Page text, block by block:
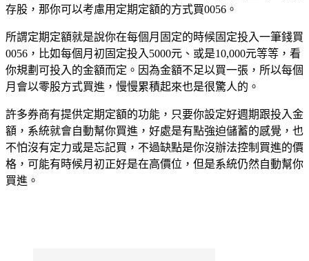
存股，那你可以考慮用定期定額的方式買0056。
所謂定期定額就是說你在每個月固定的時候固定投入一筆錢買
0056，比如每個月初固定投入5000元、或是10,000元等等，看
你規劃可投入的金額而定。因為金額不足以買一張，所以每個
月會以零股方式買進，慢慢累積起來也是很驚人的。
許多券商有提供定期定額的功能，只要你設定好週期跟投入金
額，系統就會自動幫你買進，好處是有點強迫儲蓄的感覺，也
不怕沒有定力或是忘記買，不過缺點是你沒辦法控制買進的價
格，可能有時候月初正好是在高價位，但是系統仍然自動幫你
買進。